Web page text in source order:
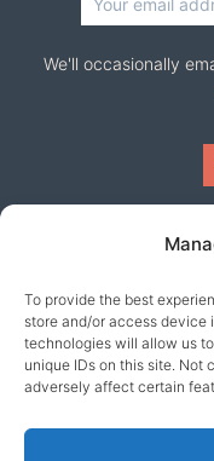
To provide the best
store and/or access device
technologies will allow us
unique IDs on this site. Not
adversely affect certain
We'll occasionally